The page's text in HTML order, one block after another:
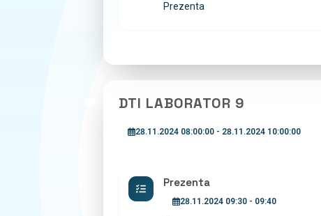
Prezenta
DTI LABORATOR 9
28.11.2024 08:00:00 - 28.11.2024 10:00:00
Prezenta
28.11.2024 09:30 - 09:40